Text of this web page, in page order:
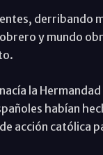
derribando
y mundo
la
habían
acción católica